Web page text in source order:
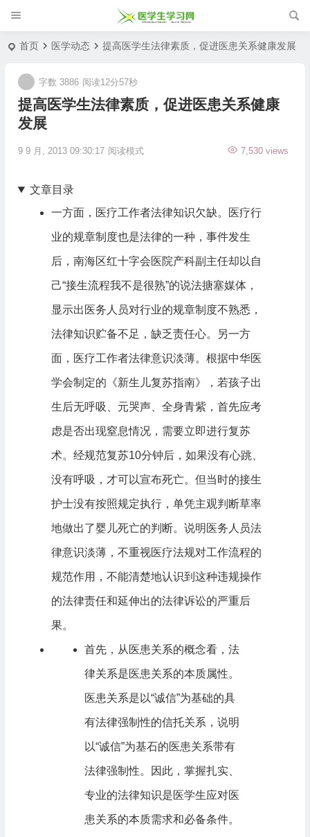
首页 医学动态 提高医学生法律素质，促进医患关系健康发展
提高医学生法律素质，促进医患关系健康
发展
9 9 月, 2013 09:30:17 7,530 views
字数 3886 阅读12分57秒
阅读模式
文章目录
一方面，医疗工作者法律知识欠缺。医疗行
业的规章制度也是法律的一种，事件发生
后，南海区红十字会医院产科副主任却以自
己“接生流程我不是很熟”的说法搪塞媒体，
显示出医务人员对行业的规章制度不熟悉，
法律知识贮备不足，缺乏责任心。另一方
面，医疗工作者法律意识淡薄。根据中华医
学会制定的《新生儿复苏指南》，若孩子出
生后无呼吸、元哭声、全身青紫，首先应考
虑是否出现窒息情况，需要立即进行复苏
术。经规范复苏10分钟后，如果没有心跳、
没有呼吸，才可以宣布死亡。但当时的接生
护士没有按照规定执行，单凭主观判断草率
地做出了婴儿死亡的判断。说明医务人员法
律意识淡薄，不重视医疗法规对工作流程的
规范作用，不能清楚地认识到这种违规操作
的法律责任和延伸出的法律诉讼的严重后
果。
首先，从医患关系的概念看，法
律关系是医患关系的本质属性。
医患关系是以“诚信”为基础的具
有法律强制性的信托关系，说明
以“诚信”为基石的医患关系带有
法律强制性。因此，掌握扎实、
专业的法律知识是医学生应对医
患关系的本质需求和必备条件。